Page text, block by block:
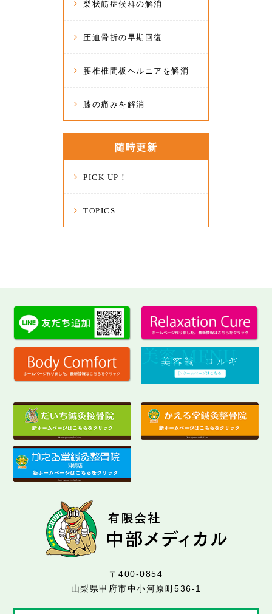
梨状筋症候群の解消
圧迫骨折の早期回復
腰椎椎間板ヘルニアを解消
膝の痛みを解消
随時更新
PICK UP！
TOPICS
〒400-0854
山梨県甲府市中小河原町536-1